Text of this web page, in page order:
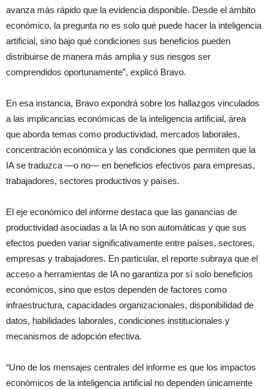
avanza más rápido que la evidencia disponible. Desde el ámbito
económico, la pregunta no es solo qué puede hacer la inteligencia
artificial, sino bajo qué condiciones sus beneficios pueden
distribuirse de manera más amplia y sus riesgos ser
comprendidos oportunamente”, explicó Bravo.
En esa instancia, Bravo expondrá sobre los hallazgos vinculados
a las implicancias económicas de la inteligencia artificial, área
que aborda temas como productividad, mercados laborales,
concentración económica y las condiciones que permiten que la
IA se traduzca —o no— en beneficios efectivos para empresas,
trabajadores, sectores productivos y países.
El eje económico del informe destaca que las ganancias de
productividad asociadas a la IA no son automáticas y que sus
efectos pueden variar significativamente entre países, sectores,
empresas y trabajadores. En particular, el reporte subraya que el
acceso a herramientas de IA no garantiza por sí solo beneficios
económicos, sino que estos dependen de factores como
infraestructura, capacidades organizacionales, disponibilidad de
datos, habilidades laborales, condiciones institucionales y
mecanismos de adopción efectiva.
“Uno de los mensajes centrales del informe es que los impactos
económicos de la inteligencia artificial no dependen únicamente